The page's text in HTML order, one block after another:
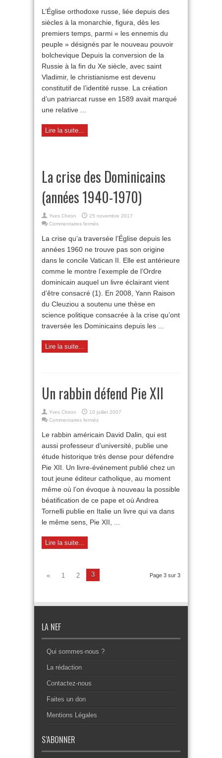
et
la
L’Église orthodoxe russe, liée depuis des
siècles à la monarchie, figura, dès les
premiers temps, parmi « les ennemis du
peuple » désignés par le nouveau pouvoir
bolchevique Depuis la conversion de la
Russie à la fin du Xe siècle, avec saint
Vladimir, le christianisme est devenu
constitutif de l’identité russe. La création
d’un patriarcat russe en 1589 avait marqué
une relative ...
Lire la suite...
La crise des Dominicains
(années 1940-1970)
Yves Chiron
25 novembre 2017
Commentaires fermés
crise
Dominicains
(années
1940-
1970)
La crise qu’a traversée l’Église depuis les
années 1960 ne trouve pas son origine
dans le concile Vatican II. Elle est antérieure
comme le montre l’exemple de l’Ordre
dominicain auquel un livre éclairant vient
d’être consacré (1). En 2008, Yann Raison
du Cleuziou a soutenu une thèse en
science politique consacrée à la crise qu’ont
traversée les Dominicains depuis les ...
Lire la suite...
Un rabbin défend Pie XII
Yves Chiron
10 juillet 2007
Commentaires fermés
rabbin
défend
XII
Le rabbin américain David Dalin, qui est
aussi professeur d’université, publie une
étude historique très dense pour défendre
Pie XII. Un livre-événement publié chez un
tout jeune éditeur catholique, au moment
même où l’on évoque à nouveau la possible
béatification de ce pape et où Andrea
Tornelli publie en Italie un livre qui va dans
le même sens, Pie XII, ...
Lire la suite...
Page 3 sur 3
« 1 2 3
LA NEF
Qui sommes-nous ?
La rédaction
Contactez-nous
Faites un don
Mentions Légales
S’ABONNER